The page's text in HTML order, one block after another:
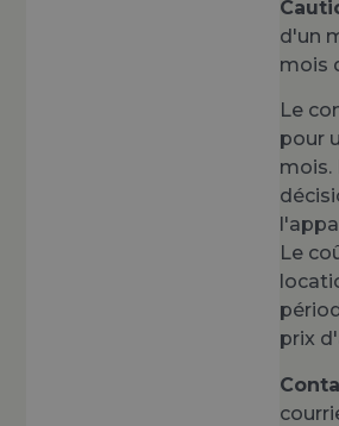
d'un
mois
Le
pour
mois.
Le
prix